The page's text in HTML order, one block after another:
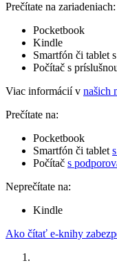
Prečítate na zariadeniach:
Pocketbook
Kindle
Smartfón či tablet
Počítač s
Viac informácií v našich
Prečítate na:
Pocketbook
Smartfón či tablet
Počítač s
Neprečítate na:
Kindle
Ako čítať e-knihy